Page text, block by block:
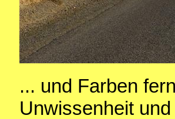
... und Farben
Unwissenheit